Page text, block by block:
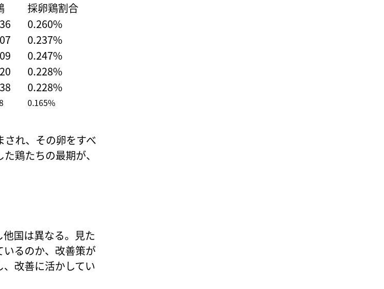
採卵鶏割合
0.260%
0.237%
0.247%
0.228%
0.228%
0.165%
れ、その卵をすべ
鶏たちの最期が、
国は異なる。見た
いるのか、改善策が
改善に活かしてい